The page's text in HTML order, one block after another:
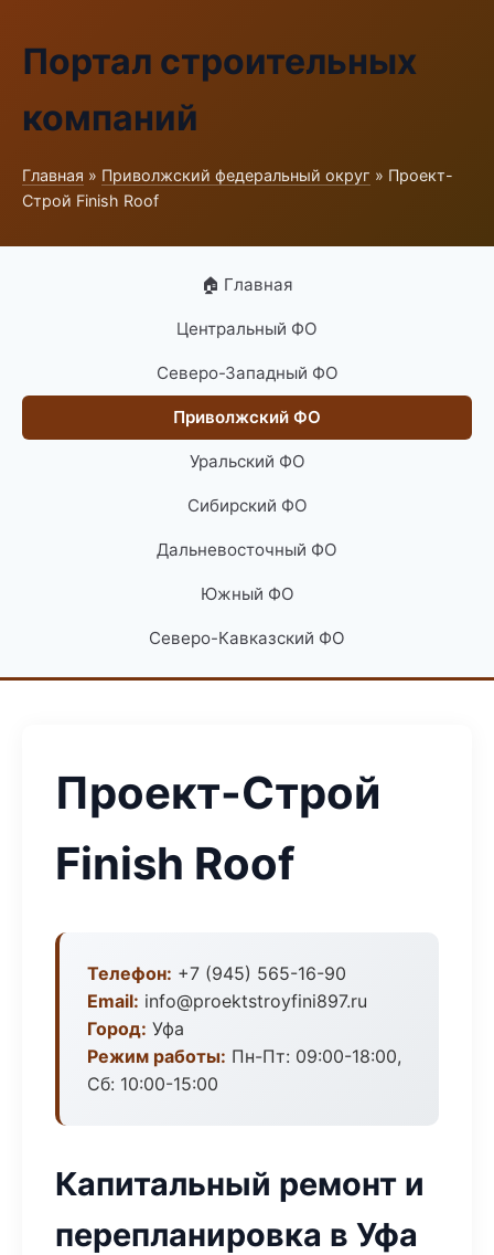
Портал строительных
компаний
Главная » Приволжский федеральный округ » Проект-
Строй Finish Roof
🏠 Главная
Центральный ФО
Северо-Западный ФО
Приволжский ФО
Уральский ФО
Сибирский ФО
Дальневосточный ФО
Южный ФО
Северо-Кавказский ФО
Проект-Строй
Finish Roof
Телефон: +7 (945) 565-16-90
Email: info@proektstroyfini897.ru
Город: Уфа
Режим работы: Пн-Пт: 09:00-18:00,
Сб: 10:00-15:00
Капитальный ремонт и
перепланировка в Уфа